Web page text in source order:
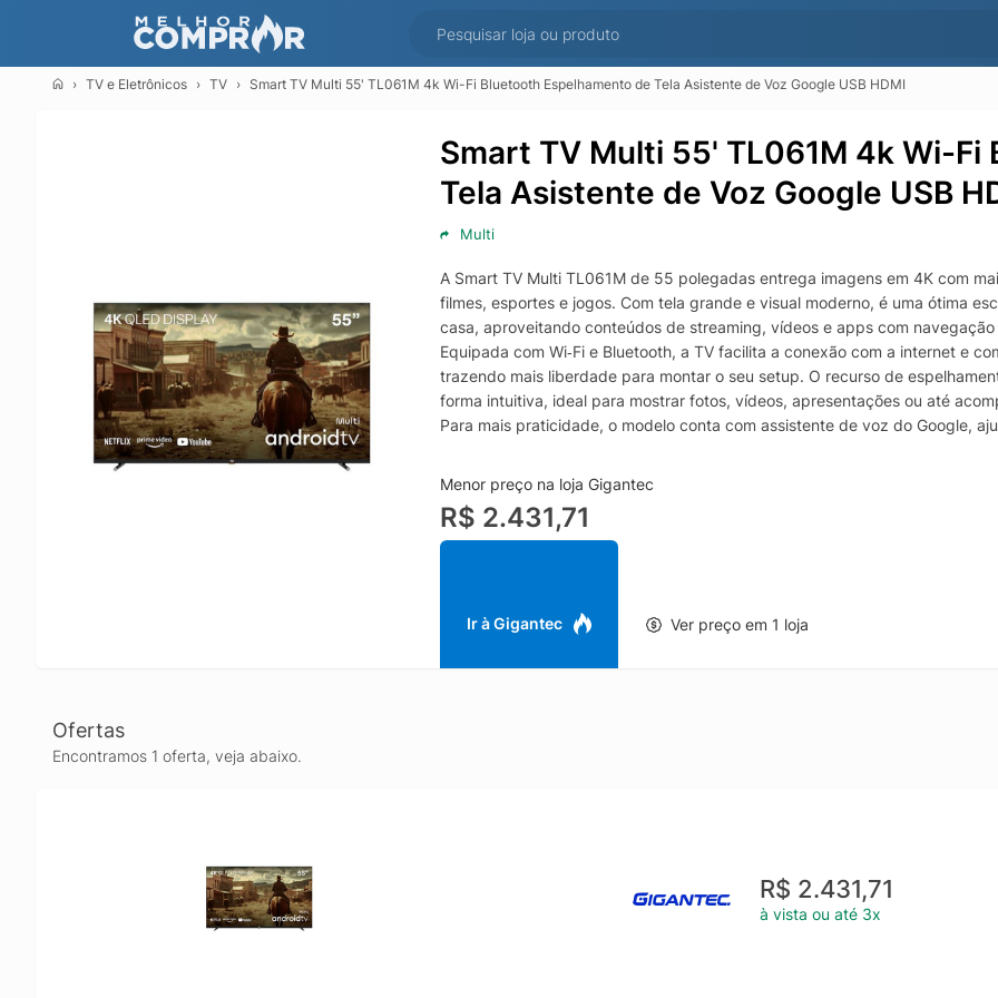
TV e Eletrônicos TV Smart TV Multi 55' TL061M 4k Wi-Fi Bluetooth Espelhamento de Tela Asistente de Voz Google USB HDMI
Smart TV Multi 55' TL061M 4k Wi-
Tela Asistente de Voz Google USB
Multi
A Smart TV Multi TL061M de 55 polegadas entrega imagens em 4K com
filmes, esportes e jogos. Com tela grande e visual moderno, é uma ótima
casa, aproveitando conteúdos de streaming, vídeos e apps com
Equipada com Wi‑Fi e Bluetooth, a TV facilita a conexão com a internet e
trazendo mais liberdade para montar o seu setup. O recurso de
forma intuitiva, ideal para mostrar fotos, vídeos, apresentações ou até
Para mais praticidade, o modelo conta com assistente de voz do Google,
funções por comando de voz. As entradas HDMI e USB ampliam a
armazenamento, permitindo reproduzir mídia e integrar seus equipamentos
Menor preço na loja Gigantec
R$ 2.431,71
Ir à Gigantec Ver preço em 1 loja
Ofertas
Encontramos 1 oferta, veja abaixo.
R$ 2.431,71
à vista ou até 3x